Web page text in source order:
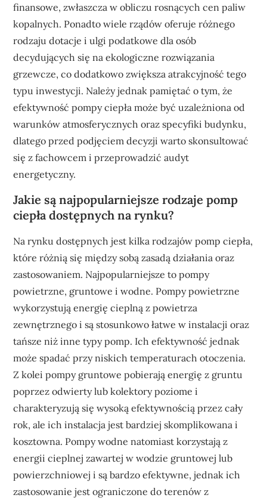
finansowe, zwłaszcza w obliczu rosnących cen paliw
kopalnych. Ponadto wiele rządów oferuje różnego
rodzaju dotacje i ulgi podatkowe dla osób
decydujących się na ekologiczne rozwiązania
grzewcze, co dodatkowo zwiększa atrakcyjność tego
typu inwestycji. Należy jednak pamiętać o tym, że
efektywność pompy ciepła może być uzależniona od
warunków atmosferycznych oraz specyfiki budynku,
dlatego przed podjęciem decyzji warto skonsultować
się z fachowcem i przeprowadzić audyt
energetyczny.
Jakie są najpopularniejsze rodzaje pomp
ciepła dostępnych na rynku?
Na rynku dostępnych jest kilka rodzajów pomp ciepła,
które różnią się między sobą zasadą działania oraz
zastosowaniem. Najpopularniejsze to pompy
powietrzne, gruntowe i wodne. Pompy powietrzne
wykorzystują energię cieplną z powietrza
zewnętrznego i są stosunkowo łatwe w instalacji oraz
tańsze niż inne typy pomp. Ich efektywność jednak
może spadać przy niskich temperaturach otoczenia.
Z kolei pompy gruntowe pobierają energię z gruntu
poprzez odwierty lub kolektory poziome i
charakteryzują się wysoką efektywnością przez cały
rok, ale ich instalacja jest bardziej skomplikowana i
kosztowna. Pompy wodne natomiast korzystają z
energii cieplnej zawartej w wodzie gruntowej lub
powierzchniowej i są bardzo efektywne, jednak ich
zastosowanie jest ograniczone do terenów z